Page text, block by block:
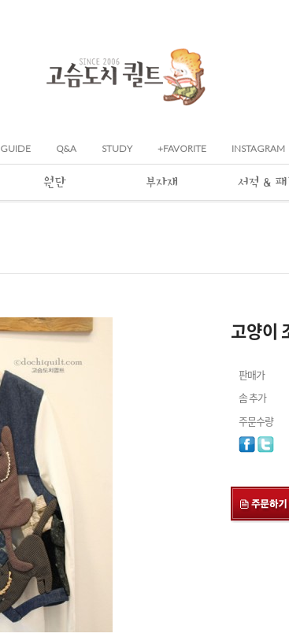
GUIDE Q&A STUDY +FAVORITE INSTAGRAM
원단 부자재 서적 &
고양이
판매가
솜 추가
주문수량